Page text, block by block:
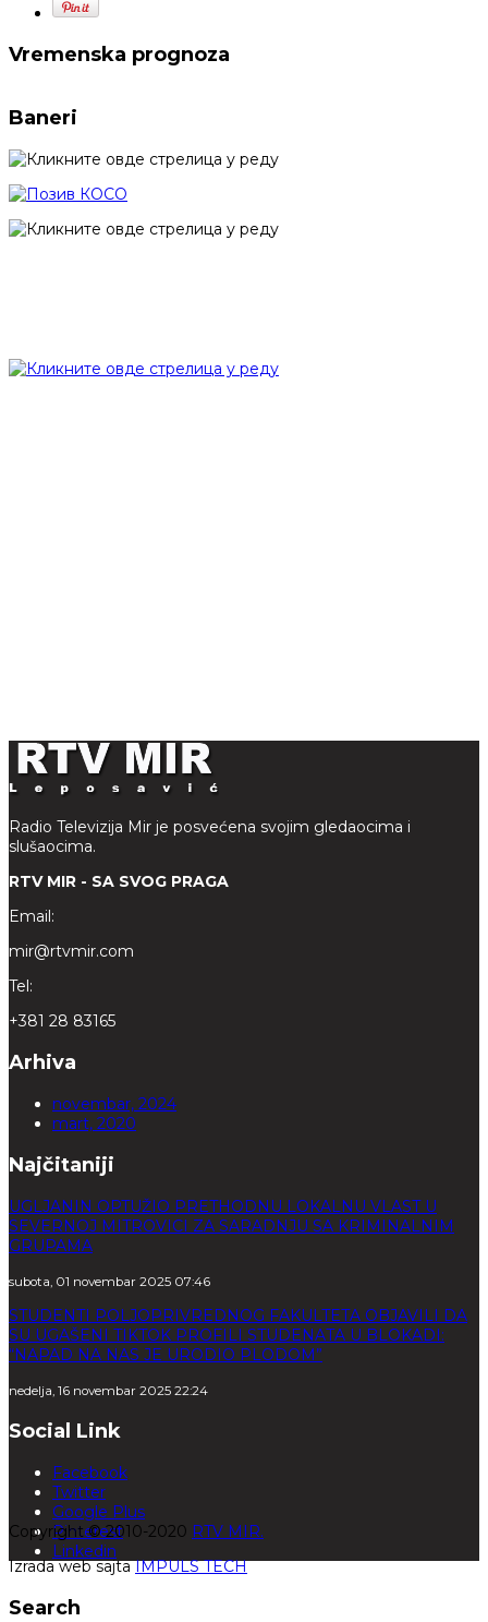
Vremenska prognoza
Baneri
Radio Televizija Mir je posvećena svojim gledaocima i
slušaocima.
RTV MIR - SA SVOG PRAGA
Email:
mir@rtvmir.com
Tel:
+381 28 83165
Arhiva
novembar, 2024
mart, 2020
Najčitaniji
UGLJANIN OPTUŽIO PRETHODNU LOKALNU VLAST U
SEVERNOJ MITROVICI ZA SARADNJU SA KRIMINALNIM
GRUPAMA
subota, 01 novembar 2025 07:46
STUDENTI POLJOPRIVREDNOG FAKULTETA OBJAVILI DA
SU UGAŠENI TIKTOK PROFILI STUDENATA U BLOKADI:
“NAPAD NA NAS JE URODIO PLODOM”
nedelja, 16 novembar 2025 22:24
Social Link
Facebook
Twitter
Google Plus
Pinterest
Linkedin
Copyright © 2010-2020 RTV MIR.
Izrada web sajtaIMPULS TECH
Search